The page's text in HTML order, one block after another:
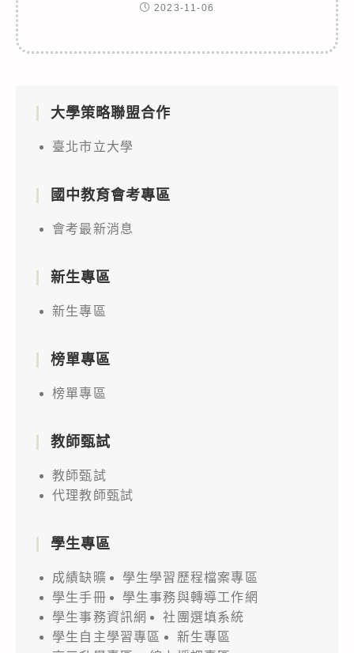
2023-11-06
大學策略聯盟合作
臺北市立大學
國中教育會考專區
會考最新消息
新生專區
新生專區
榜單專區
榜單專區
教師甄試
教師甄試
代理教師甄試
學生專區
成績缺曠
學生學習歷程檔案專區
學生手冊
學生事務與轉導工作網
學生事務資訊網
社團選填系統
學生自主學習專區
新生專區